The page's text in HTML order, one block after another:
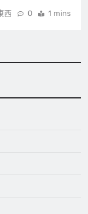
西 0 1 mins